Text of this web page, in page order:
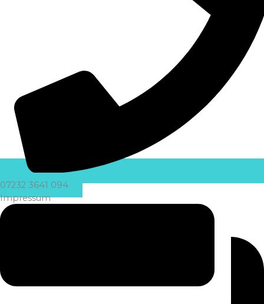
07232 3641 094
Impressum